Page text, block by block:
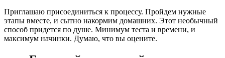
Приглашаю присоединиться к процессу. Пройдем нужные
этапы вместе, и сытно накормим домашних. Этот необычный
способ придется по душе. Минимум теста и времени, и
максимум начинки. Думаю, что вы оцените.